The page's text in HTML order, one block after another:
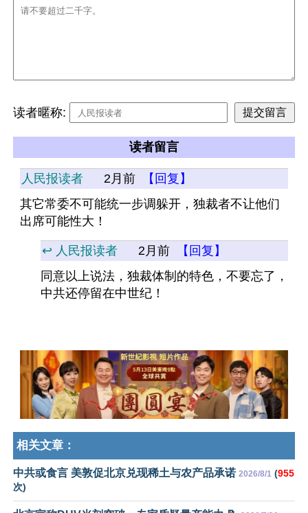
读者暱称:
读者留言
人民报读者 2月前
【回复】
其它常委不可能统一步调躲开，独裁者不让他们
出席可能性大！
↩️ 人民报读者 2月前
【回复】
同意以上说法，独裁体制的特色，不要忘了，
中共还停留在中世纪！
相关文章：
中共或食言 美敦促北京兑现稀土与农产品承诺 2026/8/1 (955
次)